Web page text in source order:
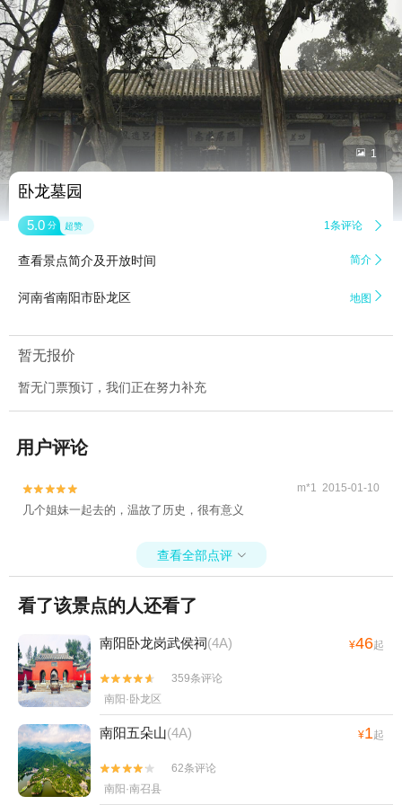
 1
卧龙墓园
5.0 分 超赞 1条评论 
查看景点简介及开放时间 简介 
河南省南阳市卧龙区 地图 
暂无报价
暂无门票预订，我们正在努力补充
用户评论

 m*1 2015-01-10
几个姐妹一起去的，温故了历史，很有意义
查看全部点评 
看了该景点的人还看了
南阳卧龙岗武侯祠(4A) ¥46起


359条评论
南阳·卧龙区
南阳五朵山(4A) ¥1起


62条评论
南阳·南召县
